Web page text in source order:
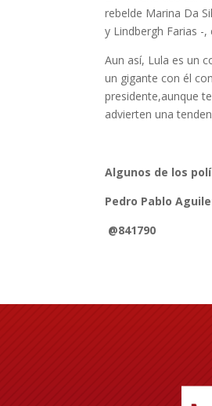
rebelde Marina Da
y Lindbergh Farias -
Aun así, Lula es un
un gigante con él
presidente,aunque
advierten una
Algunos de los
Pedro Pablo
@841790